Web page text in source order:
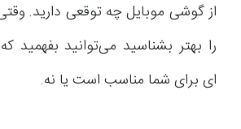
از گوشی موبایل چه توقعی دارید.
را بهتر بشناسید می‌توانید
ای برای شما مناسب است یا نه.